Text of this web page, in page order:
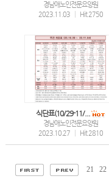
경남애노인전문요양원
2023.11.03
Hit 2750
식단표(10/29-11/...
경남애노인전문요양원
2023.10.27
Hit 2810
21 22